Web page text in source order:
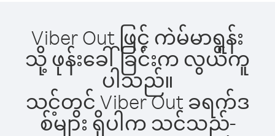
Viber Out ဖြင့် ကဲမ်မာရွန်း
သို့ ဖုန်းခေါ်ခြင်းက လွယ်ကူ
ပါသည်။
သင့်တွင် Viber Out ခရက်ဒ
စ်များ ရှိပါက သင်သည်-